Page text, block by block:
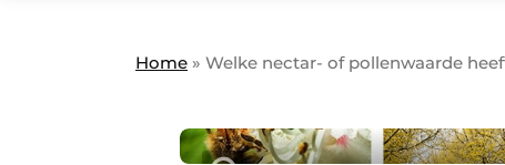
GreenPro | Platform voor de tuin- en
Nieuwsbrief
Home » Welke nectar- of pollenwaarde